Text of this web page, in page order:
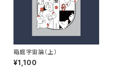
箱庭宇宙論（上）
¥1,100